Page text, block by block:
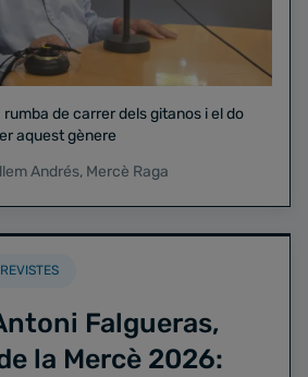
de carrer dels gitanos i el do
aquest gènere
Andrés, Mercè Raga
Falgueras,
la Mercè 2026: